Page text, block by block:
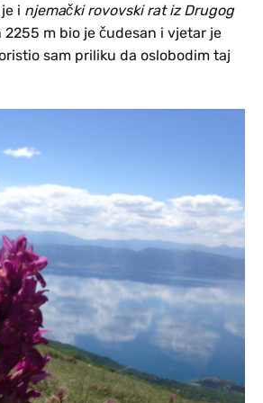
i njemački rovovski rat iz Drugog
2255 m bio je čudesan i vjetar je
sam priliku da oslobodim taj